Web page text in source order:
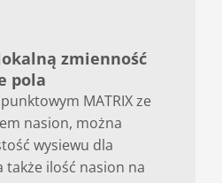
zmienność
pola
MATRIX ze
nasion, można
wysiewu dla
także ilość nasion na